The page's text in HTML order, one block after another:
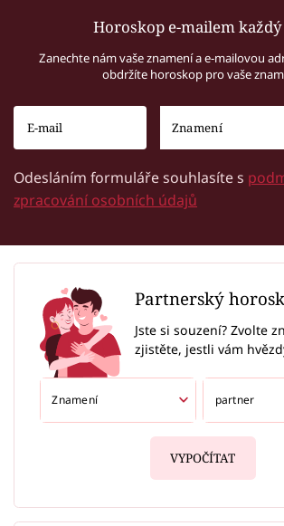
Horoskop e-mailem
Zanechte nám vaše znamení a e-mailovou
obdržíte horoskop pro vaše
Odesláním formuláře souhlasíte s
zpracování osobních údajů
Partnerský
Jste si souzení? Zvolte
zjistěte, jestli vám
VYPOČÍTAT